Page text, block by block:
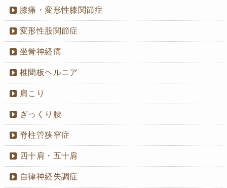
膝痛・変形性膝関節症
変形性股関節症
坐骨神経痛
椎間板ヘルニア
肩こり
ぎっくり腰
脊柱管狭窄症
四十肩・五十肩
自律神経失調症